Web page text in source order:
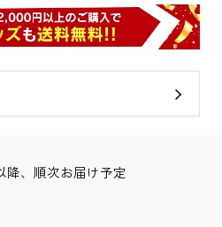
降、順次お届け予定